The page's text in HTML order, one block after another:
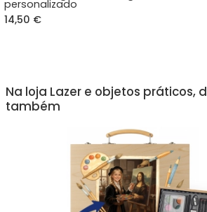
personalizado
14,50 €
Na loja Lazer e objetos práticos,
também